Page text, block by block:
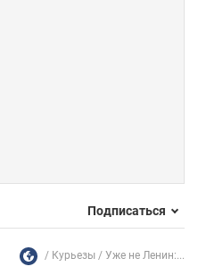
Подписаться
Курьезы Уже не Ленин:...